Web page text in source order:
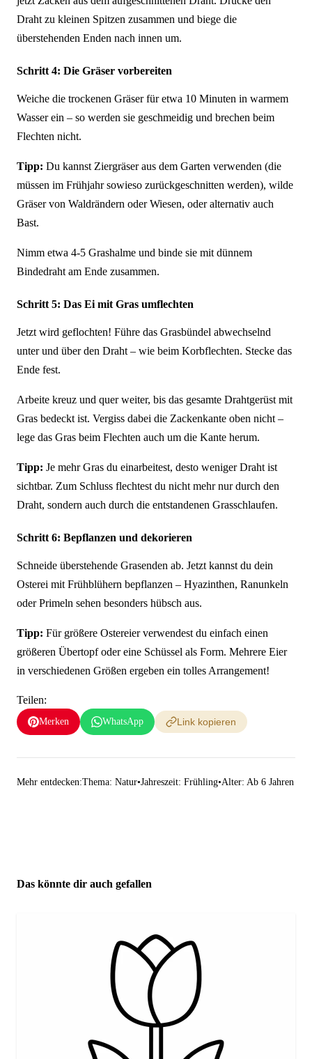
Draht zu kleinen Spitzen zusammen und biege die
überstehenden Enden nach innen um.
Schritt 4: Die Gräser vorbereiten
Weiche die trockenen Gräser für etwa 10 Minuten in warmem
Wasser ein – so werden sie geschmeidig und brechen beim
Flechten nicht.
Tipp: Du kannst Ziergräser aus dem Garten verwenden (die
müssen im Frühjahr sowieso zurückgeschnitten werden), wilde
Gräser von Waldrändern oder Wiesen, oder alternativ auch
Bast.
Nimm etwa 4-5 Grashalme und binde sie mit dünnem
Bindedraht am Ende zusammen.
Schritt 5: Das Ei mit Gras umflechten
Jetzt wird geflochten! Führe das Grasbündel abwechselnd
unter und über den Draht – wie beim Korbflechten. Stecke das
Ende fest.
Arbeite kreuz und quer weiter, bis das gesamte Drahtgerüst mit
Gras bedeckt ist. Vergiss dabei die Zackenkante oben nicht –
lege das Gras beim Flechten auch um die Kante herum.
Tipp: Je mehr Gras du einarbeitest, desto weniger Draht ist
sichtbar. Zum Schluss flechtest du nicht mehr nur durch den
Draht, sondern auch durch die entstandenen Grasschlaufen.
Schritt 6: Bepflanzen und dekorieren
Schneide überstehende Grasenden ab. Jetzt kannst du dein
Osterei mit Frühblühern bepflanzen – Hyazinthen, Ranunkeln
oder Primeln sehen besonders hübsch aus.
Tipp: Für größere Ostereier verwendest du einfach einen
größeren Übertopf oder eine Schüssel als Form. Mehrere Eier
in verschiedenen Größen ergeben ein tolles Arrangement!
Teilen:
Merken WhatsApp Link kopieren
Mehr entdecken:Thema: Natur•Jahreszeit: Frühling•Alter: Ab 6 Jahren
Das könnte dir auch gefallen